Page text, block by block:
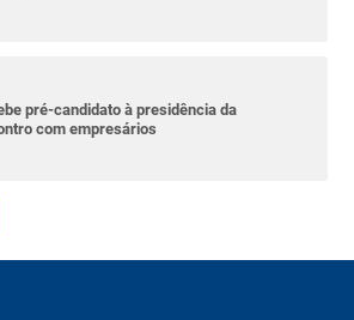
pré-candidato à presidência da
com empresários